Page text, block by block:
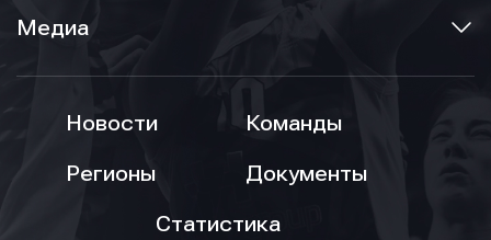
Медиа
Новости
Команды
Регионы
Документы
Статистика